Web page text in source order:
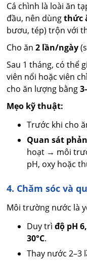
Cá chình là loài ăn
đầu, nên dùngthức
bươu, tép) trộn với
Cho ăn2 lần/ngày
Sau 1 tháng, có thể
viên nổi hoặc viên
cho ăn lượng bằng
Mẹo kỹ thuật:
Trước khi cho
Quan sát
hoạt → môi
pH, oxy hoặc
4. Chăm sóc và
Môi trường nước là
Duy trìđộ pH
30°C.
Thay nước 2–3